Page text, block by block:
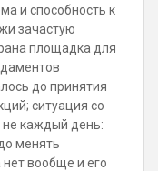
и способность к
зачастую
площадка для
до принятия
ситуация со
не каждый день:
менять
вообще и его